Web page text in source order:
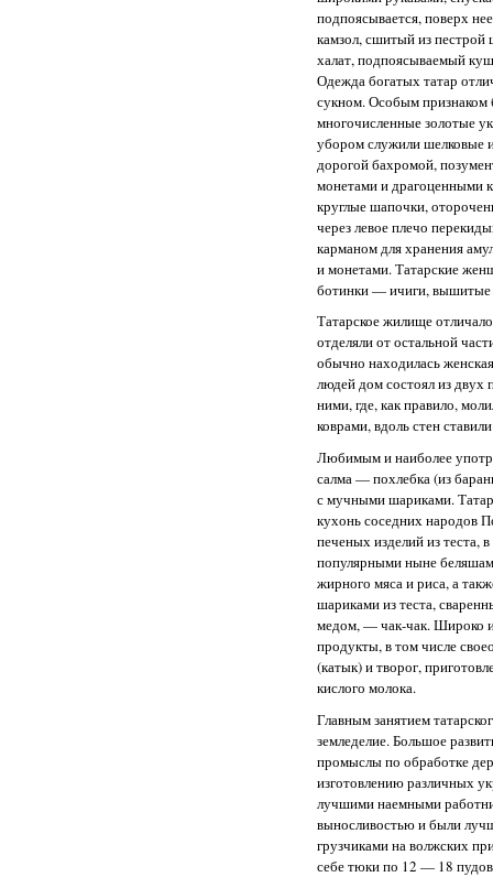
подпоясывается, поверх
камзол, сшитый из пестрой
халат, подпоясываемый
Одежда богатых татар
сукном. Особым признаком
многочисленные золотые
убором служили шелковые
дорогой бахромой,
монетами и драгоценными
круглые шапочки,
через левое плечо
карманом для хранения
и монетами. Татарские
ботинки — ичиги, вышитые
Татарское жилище
отделяли от остальной
обычно находилась
людей дом состоял из двух
ними, где, как правило,
коврами, вдоль стен
Любимым и наиболее
салма — похлебка (из
с мучными шариками.
кухонь соседних народов
печеных изделий из теста,
популярными ныне
жирного мяса и риса, а
шариками из теста,
медом, — чак-чак. Широко
продукты, в том числе
(катык) и творог,
кислого молока.
Главным занятием
земледелие. Большое
промыслы по обработке
изготовлению различных
лучшими наемными
выносливостью и были
грузчиками на волжских
себе тюки по 12 — 18